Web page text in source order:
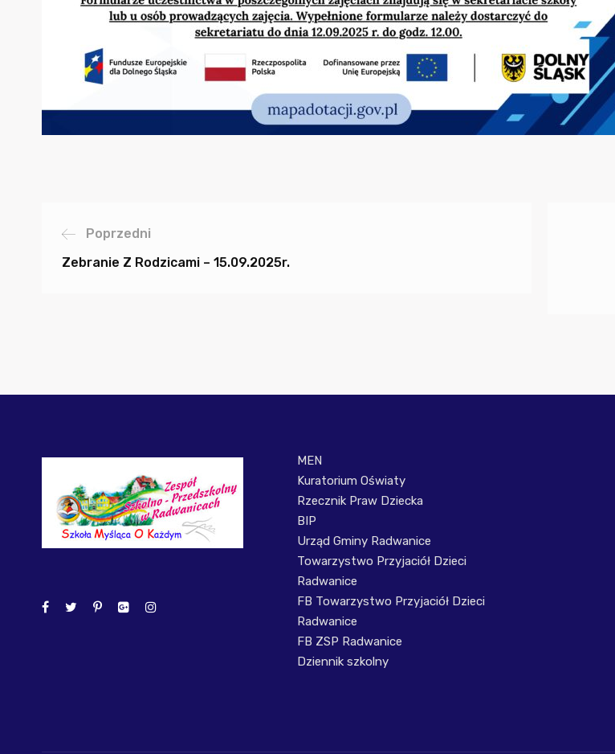
Poprzedni
Zebranie Z Rodzicami – 15.09.2025r.
MEN
Kuratorium Oświaty
Rzecznik Praw Dziecka
BIP
Urząd Gminy Radwanice
Towarzystwo Przyjaciół Dzieci
Radwanice
FB Towarzystwo Przyjaciół Dzieci
Radwanice
FB ZSP Radwanice
Dziennik szkolny